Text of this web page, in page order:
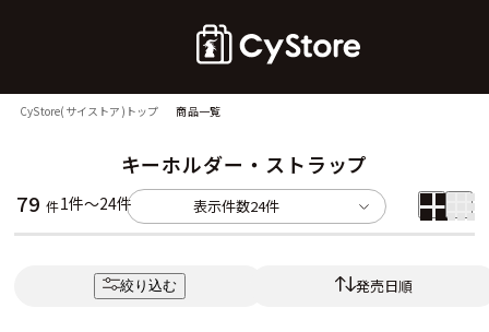
CyStore(サイストア)トップ 商品一覧
キーホルダー・ストラップ
79 件1件～24件 表示件数24件
絞り込む 発売日順